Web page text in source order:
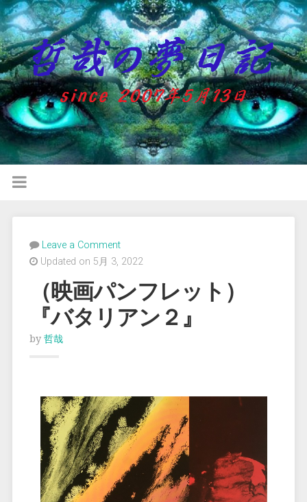
Leave a Comment
Updated on 5月 3, 2022
（映画パンフレット）
『バタリアン２』
by 哲哉